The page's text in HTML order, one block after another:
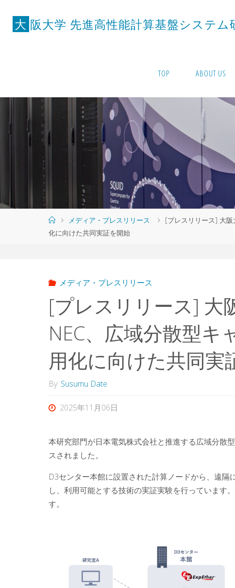
大 阪大学 先進高性能計算基盤システム
TOP ABOUT US
ホ
ー
メディア・プレスリリース
[プレスリリース] 大
化に向けた共同実証を開始
メディア・プレスリリース
[プレスリリース] 大
NEC、広域分散型キ
用化に向けた共同実
By Susumu Date
2025年11月06日
本研究部門が日本電気株式会社と推進する広域分散
スされました。
D3センター本館に設置された計算ノードから、遠
し、利用可能とする技術の実証実験を行っています
す。